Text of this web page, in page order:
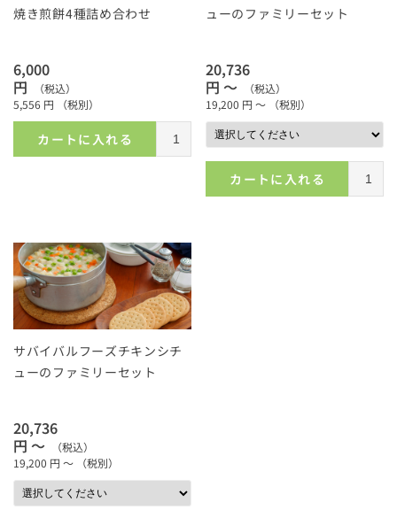
焼き煎餅4種詰め合わせ
6,000
円
（税込）
5,556 円 （税別）
カートに入れる
ューのファミリーセット
20,736
円 ～
（税込）
19,200 円 ～ （税別）
カートに入れる
サバイバルフーズチキンシチ
ューのファミリーセット
20,736
円 ～
（税込）
19,200 円 ～ （税別）